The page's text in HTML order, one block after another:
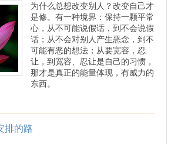
为什么总想改变别人？改变自己才
是修。有一种境界：保持一颗平常
心，从不可能说假话，到不会说假
话；从不会对别人产生恶念，到不
可能有恶的想法；从要宽容，忍
让，到宽容、忍让是自己的习惯，
那才是真正的能量体现，有威力的
东西。
的路